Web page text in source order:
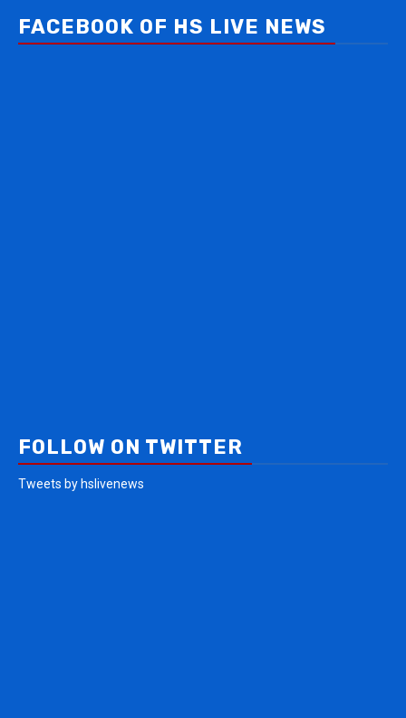
FACEBOOK OF HS LIVE NEWS
FOLLOW ON TWITTER
Tweets by hslivenews